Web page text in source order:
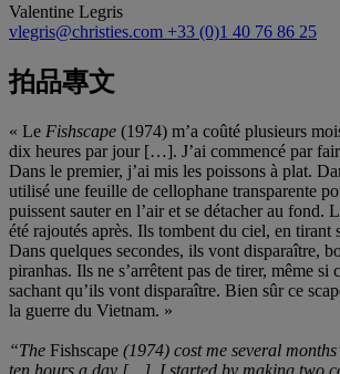
Valentine Legris
vlegris@christies.com +33 (0)1 40 76 86 25
拍品專文
« Le Fishscape (1974) m’a coûté plusieurs
dix heures par jour […]. J’ai commencé par
Dans le premier, j’ai mis les poissons à plat.
utilisé une feuille de cellophane transparente
puissent sauter en l’air et se détacher au fond.
été rajoutés après. Ils tombent du ciel, en tirant
Dans quelques secondes, ils vont disparaître,
piranhas. Ils ne s’arrêtent pas de tirer, même si
sachant qu’ils vont disparaître. Bien sûr ce
la guerre du Vietnam. »
“The Fishscape (1974) cost me several
ten hours a day […]. I started by making two